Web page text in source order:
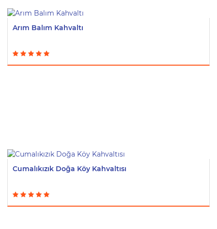
Arım Balım Kahvaltı
Cumalıkızık Doğa Köy Kahvaltısı